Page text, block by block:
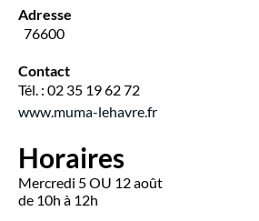
Adresse
76600
Contact
Tél. : 02 35 19 62 72
www.muma-lehavre.fr
Horaires
Mercredi 5 OU 12 août
de 10h à 12h